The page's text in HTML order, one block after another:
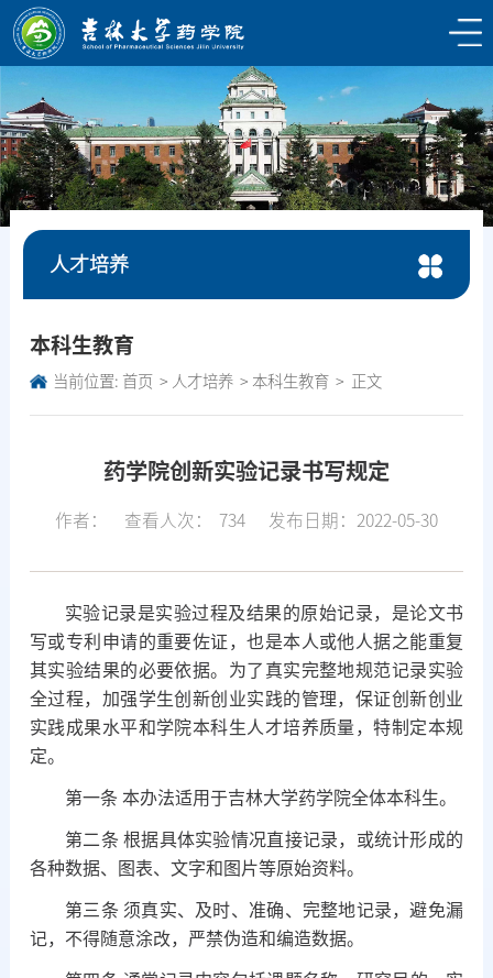
人才培养
本科生教育
当前位置: 首页 人才培养 本科生教育 正文
药学院创新实验记录书写规定
作者： 查看人次： 734 发布日期：2022-05-30
实验记录是实验过程及结果的原始记录，是论文书
写或专利申请的重要佐证，也是本人或他人据之能重复
其实验结果的必要依据。为了真实完整地规范记录实验
全过程，加强学生创新创业实践的管理，保证创新创业
实践成果水平和学院本科生人才培养质量，特制定本规
定。
第一条 本办法适用于吉林大学药学院全体本科生。
第二条 根据具体实验情况直接记录，或统计形成的
各种数据、图表、文字和图片等原始资料。
第三条 须真实、及时、准确、完整地记录，避免漏
记，不得随意涂改，严禁伪造和编造数据。